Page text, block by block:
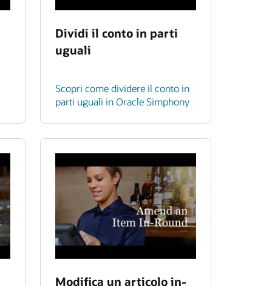
Dividi il conto in parti
uguali
Scopri come dividere il conto in
parti uguali in Oracle Simphony
Modifica un articolo in-